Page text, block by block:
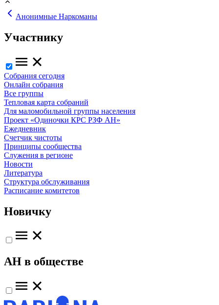
Анонимные Наркоманы
Участнику
Собрания сегодня
Онлайн собрания
Все группы
Тепловая карта собраний
Для маломобильной группы населения
Проект «Одиночки КРС РЗФ АН»
Ежедневник
Счетчик чистоты
Принципы сообщества
Служения в регионе
Новости
Литература
Структура обслуживания
Расписание комитетов
Новичку
АН в обществе